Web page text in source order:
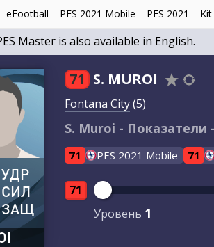
eFootball PES 2021 Mobile PES 2021
Master is also available in English.
УДР
СИЛ
ЗАЩ
71 S. MUROI
Fontana City(5)
S. Muroi - Показатели
71 PES 2021 Mobile 71
71
Уровень 1